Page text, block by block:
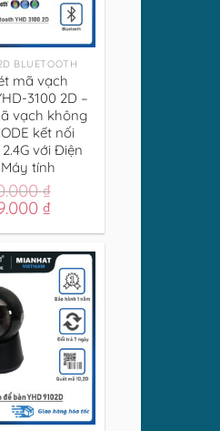
BLUETOOTH
mã vạch
3100 2D –
vạch không
kết nối
với Điện
tính
₫
₫.
₫Giá
tại
là:
1.799.000 ₫.